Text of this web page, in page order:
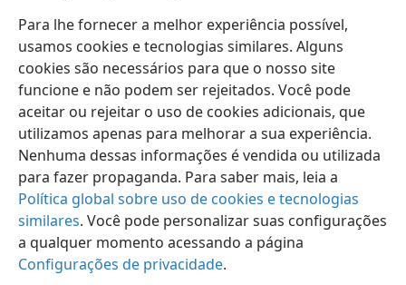
Para lhe fornecer a melhor experiência possível,
usamos cookies e tecnologias similares. Alguns
cookies são necessários para que o nosso site
funcione e não podem ser rejeitados. Você pode
aceitar ou rejeitar o uso de cookies adicionais, que
utilizamos apenas para melhorar a sua experiência.
Nenhuma dessas informações é vendida ou utilizada
para fazer propaganda. Para saber mais, leia a
Política global sobre uso de cookies e tecnologias
similares. Você pode personalizar suas configurações
a qualquer momento acessando a página
Configurações de privacidade.
Português (Brasil) Preferências
Copyright © 2026 Watch Tower Bible and Tract Society of Pennsylvania
Termos de Uso
Política de Privacidade
Configurações de Privacidade
JW.ORG Login